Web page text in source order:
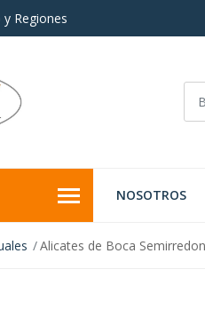
Regiones
NOSOTROS
Alicates de Boca